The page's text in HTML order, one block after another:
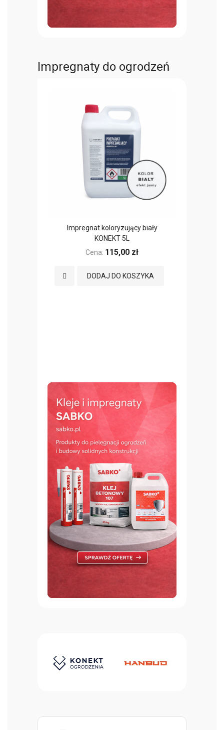
Impregnaty do ogrodzeń
Impregnat koloryzujący biały
KONEKT 5L
Cena: 115,00 zł
DODAJ DO KOSZYKA
Dodaj do Ulubionych